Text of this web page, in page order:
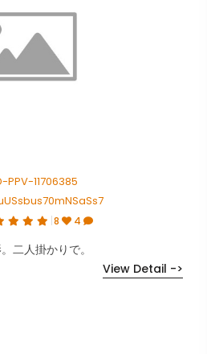
PPV-11706385
8 4
二人掛かりで。
View Detail ->